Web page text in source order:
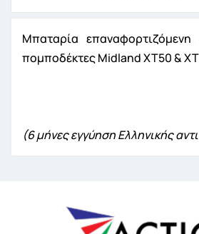
Mπαταρία
πομποδέκτες Midland XT50 &
(6 μήνες εγγύηση Ελληνικής